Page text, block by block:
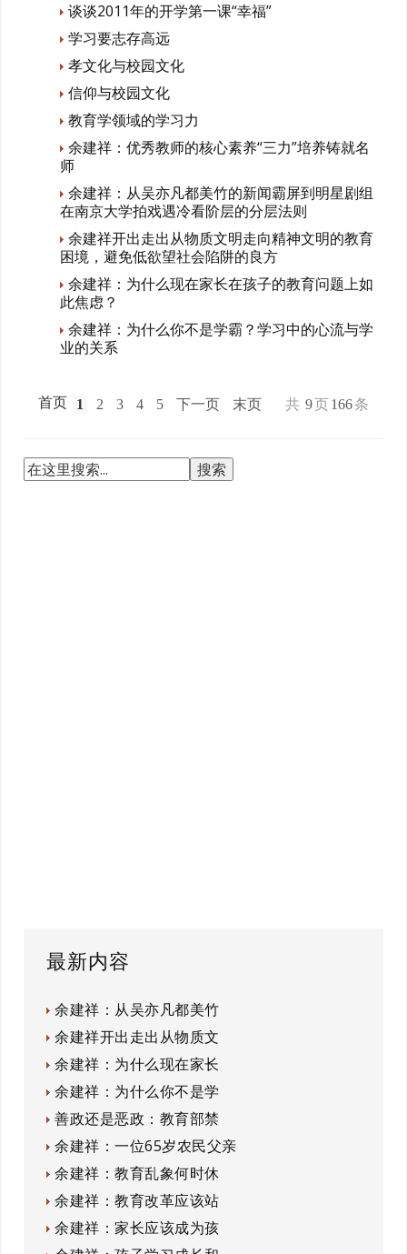
谈谈2011年的开学第一课“幸福”
学习要志存高远
孝文化与校园文化
信仰与校园文化
教育学领域的学习力
余建祥：优秀教师的核心素养“三力”培养铸就名
师
余建祥：从吴亦凡都美竹的新闻霸屏到明星剧组
在南京大学拍戏遇冷看阶层的分层法则
余建祥开出走出从物质文明走向精神文明的教育
困境，避免低欲望社会陷阱的良方
余建祥：为什么现在家长在孩子的教育问题上如
此焦虑？
余建祥：为什么你不是学霸？学习中的心流与学
业的关系
首页 1 2 3 4 5 下一页 末页 共 9页166条
最新内容
余建祥：从吴亦凡都美竹
余建祥开出走出从物质文
余建祥：为什么现在家长
余建祥：为什么你不是学
善政还是恶政：教育部禁
余建祥：一位65岁农民父亲
余建祥：教育乱象何时休
余建祥：教育改革应该站
余建祥：家长应该成为孩